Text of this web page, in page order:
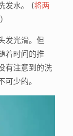
发水。 (将两
发光滑。但
着时间的推
有注意到的洗
少的。